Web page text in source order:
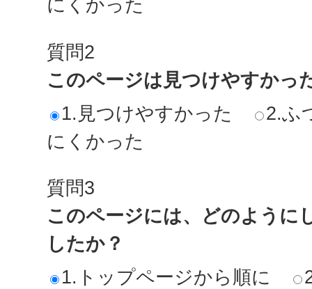
にくかった
質問2
このページは見つけやすかっ
1.見つけやすかった
2.ふ
にくかった
質問3
このページには、どのように
したか？
1.トップページから順に